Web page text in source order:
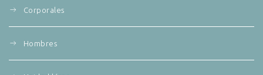
Corporales
Hombres